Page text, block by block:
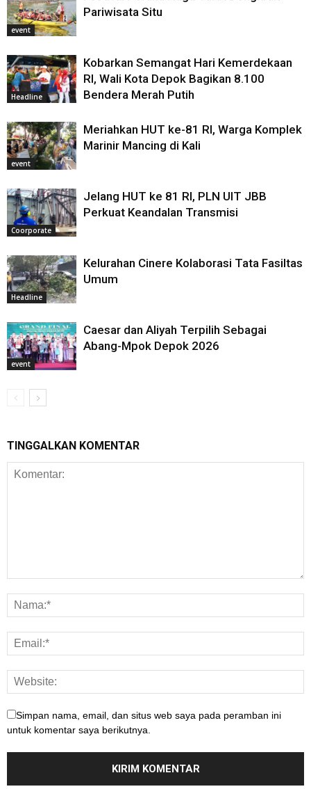
event
Pariwisata Situ
Headline
Kobarkan Semangat Hari Kemerdekaan
RI, Wali Kota Depok Bagikan 8.100
Bendera Merah Putih
event
Meriahkan HUT ke-81 RI, Warga Komplek
Marinir Mancing di Kali
Coorporate
Jelang HUT ke 81 RI, PLN UIT JBB
Perkuat Keandalan Transmisi
Headline
Kelurahan Cinere Kolaborasi Tata Fasiltas
Umum
event
Caesar dan Aliyah Terpilih Sebagai
Abang-Mpok Depok 2026
TINGGALKAN KOMENTAR
Simpan nama, email, dan situs web saya pada peramban ini
untuk komentar saya berikutnya.